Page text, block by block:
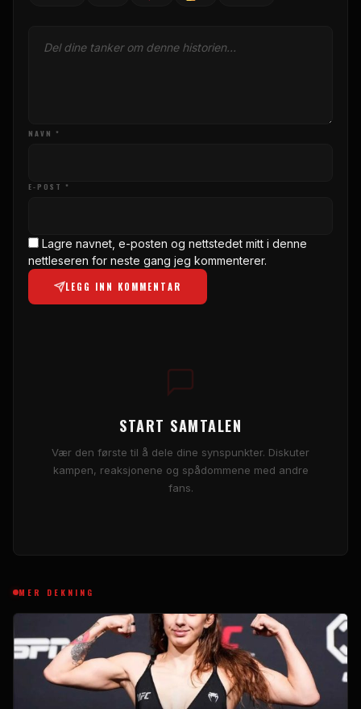
NAVN *
E-POST *
Lagre navnet, e-posten og nettstedet mitt i denne
nettleseren for neste gang jeg kommenterer.
LEGG INN KOMMENTAR
START SAMTALEN
Vær den første til å dele dine synspunkter. Diskuter
kampen, reaksjonene og spådommene med andre
fans.
MER DEKNING